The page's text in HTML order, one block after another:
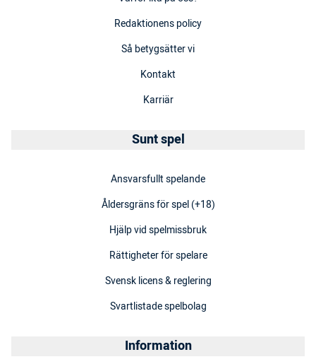
Redaktionens policy
Så betygsätter vi
Kontakt
Karriär
Sunt spel
Ansvarsfullt spelande
Åldersgräns för spel (+18)
Hjälp vid spelmissbruk
Rättigheter för spelare
Svensk licens & reglering
Svartlistade spelbolag
Information